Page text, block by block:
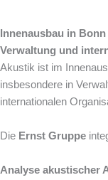
Innenausbau in
Verwaltung und
Akustik ist im
insbesondere in
internationalen
Die Ernst Gruppe
Analyse akustischer